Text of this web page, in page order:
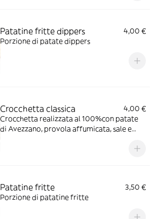
Patatine fritte dippers
4,00 €
Porzione di patate dippers
Crocchetta classica
4,00 €
Crocchetta realizzata al 100%con patate
di Avezzano, provola affumicata, sale e
Patatine fritte
3,50 €
Porzione di patatine fritte